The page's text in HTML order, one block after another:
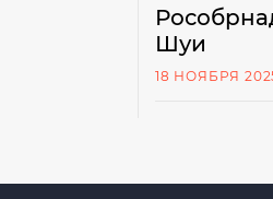
Шуи
18 НОЯБРЯ